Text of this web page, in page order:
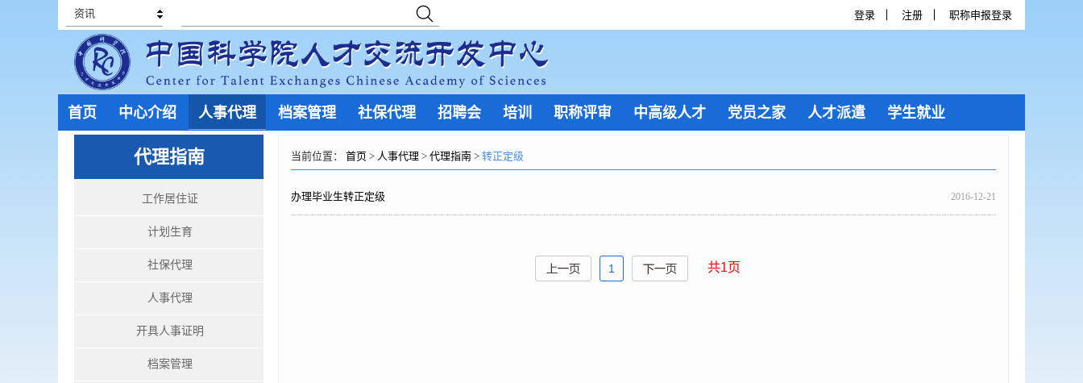
资讯 登录 注册 职称申报登录
首页 中心介绍 人事代理 档案管理 社保代理 招聘会 培训 职称评审 中高级人才 党员之家 人才派遣 学生就业
代理指南
工作居住证
计划生育
社保代理
人事代理
开具人事证明
档案管理
当前位置： 首页 > 人事代理 > 代理指南 > 转正定级
办理毕业生转正定级 2016-12-21
1 共1页